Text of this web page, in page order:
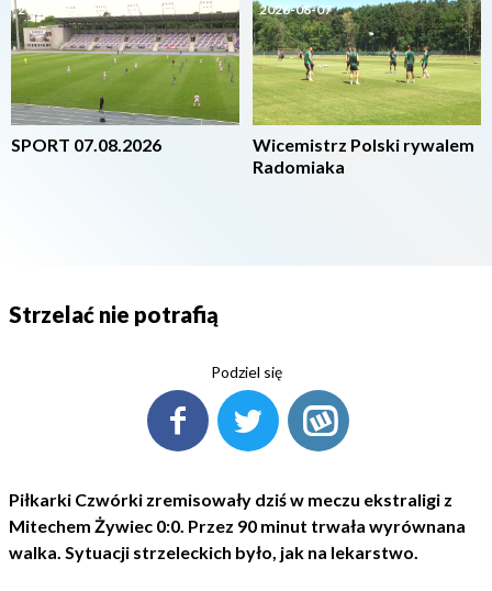
2026-08-07
SPORT 07.08.2026
2026-08-07
Wicemistrz Polski rywalem
Radomiaka
Strzelać nie potrafią
Podziel się
Piłkarki Czwórki zremisowały dziś w meczu ekstraligi z
Mitechem Żywiec 0:0. Przez 90 minut trwała wyrównana
walka. Sytuacji strzeleckich było, jak na lekarstwo.